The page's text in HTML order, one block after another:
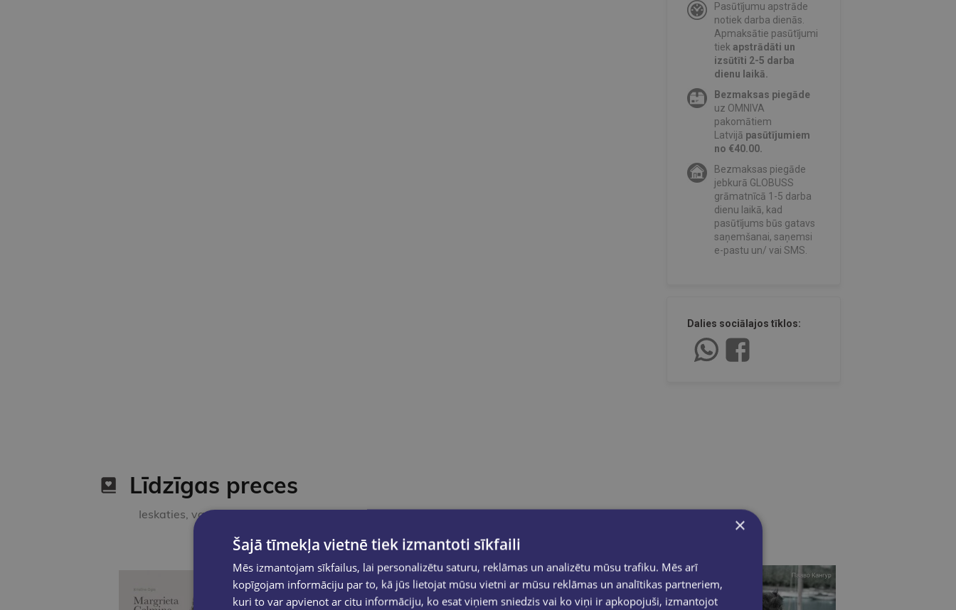
Pasūtījumu apstrāde
notiek darba dienās.
Apmaksātie pasūtījumi
tiekapstrādāti un
izsūtīti 2-5 darba
dienu laikā.
Bezmaksas piegāde
uz OMNIVA
pakomātiem
Latvijā pasūtījumiem
no €40.00.
Bezmaksas piegāde
jebkurā GLOBUSS
grāmatnīcā 1-5 darba
dienu laikā, kad
pasūtījums būs gatavs
saņemšanai, saņemsi
e-pastu un/ vai SMS.
Dalies sociālajos tīklos:
Līdzīgas preces
Ieskaties, varbūt noder ×
Šajā tīmekļa vietnē tiek izmantoti sīkfaili
Mēs izmantojam sīkfailus, lai personalizētu saturu, reklāmas un analizētu mūsu trafiku. Mēs arī
kopīgojam informāciju par to, kā jūs lietojat mūsu vietni ar mūsu reklāmas un analītikas partneriem,
kuri to var apvienot ar citu informāciju, ko esat viņiem sniedzis vai ko viņi ir apkopojuši, izmantojot